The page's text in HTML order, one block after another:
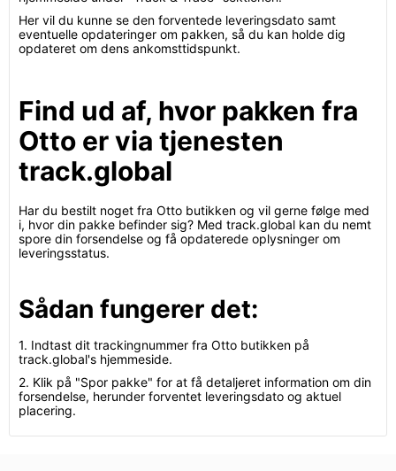
Her vil du kunne se den forventede leveringsdato samt
eventuelle opdateringer om pakken, så du kan holde dig
opdateret om dens ankomsttidspunkt.
Find ud af, hvor pakken fra
Otto er via tjenesten
track.global
Har du bestilt noget fra Otto butikken og vil gerne følge med
i, hvor din pakke befinder sig? Med track.global kan du nemt
spore din forsendelse og få opdaterede oplysninger om
leveringsstatus.
Sådan fungerer det:
1. Indtast dit trackingnummer fra Otto butikken på
track.global's hjemmeside.
2. Klik på "Spor pakke" for at få detaljeret information om din
forsendelse, herunder forventet leveringsdato og aktuel
placering.